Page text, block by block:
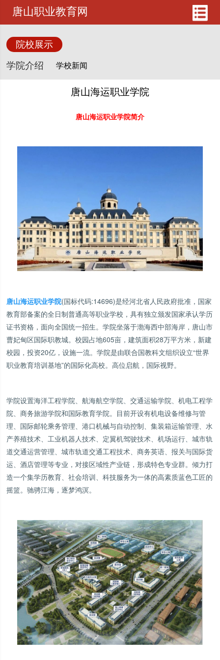
唐山职业教育网
院校展示
学院介绍
唐山海运职业学院
唐山海运职业学院简介
唐山海运职业学院(国标代码:14696)是经河北省人民政府批准，国家
教育部备案的全日制普通高等职业学校，具有独立颁发国家承认学历
证书资格，面向全国统一招生。学院坐落于渤海西中部海岸，唐山市
曹妃甸区国际职教城。校园占地605亩，建筑面积28万平方米，新建
校园，投资20亿，设施一流。学院是由联合国教科文组织设立“世界
职业教育培训基地”的国际化高校。高位启航，国际视野。
学院设置海洋工程学院、航海航空学院、交通运输学院、机电工程学
院、商务旅游学院和国际教育学院。目前开设有机电设备维修与管
理、国际邮轮乘务管理、港口机械与自动控制、集装箱运输管理、水
产养殖技术、工业机器人技术、定翼机驾驶技术、机场运行、城市轨
道交通运营管理、城市轨道交通工程技术、商务英语、报关与国际货
运、酒店管理等专业，对接区域性产业链，形成特色专业群。倾力打
造一个集学历教育、社会培训、科技服务为一体的高素质蓝色工匠的
摇篮。驰骋江海，逐梦鸿溟。